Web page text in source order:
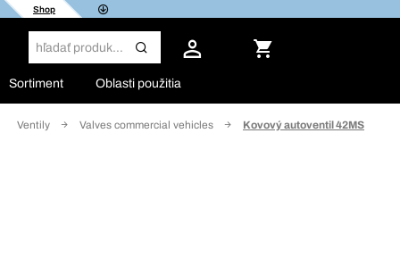
Shop
Sortiment Oblasti použitia
Ventily Valves commercial vehicles Kovový autoventil 42MS